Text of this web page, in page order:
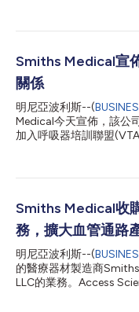
https://
Hypodermic Needle-
4046543和4062235
固定針頭胰島素注射器
4031845、4040734
4062239、 4062240、
注射器針筒上傾斜的刻
Smiths Medical宣
關係
明尼亞波利斯--(
Medical今天宣佈，該公
加入呼吸器培訓聯盟
裁Jeffrey Hohn表示：
界各地的醫療保健是我
醫療保健專業人員需要
快速為病患提供正確的醫
護士和其他醫療專業人
用程式包含教學影片、
患COVID-19相關呼吸窘
要呼吸輔助的病患（例
Smiths Medical收
務，擴大血管通路
明尼亞波利斯--(
的醫療器材製造商
LLC的業務。Access